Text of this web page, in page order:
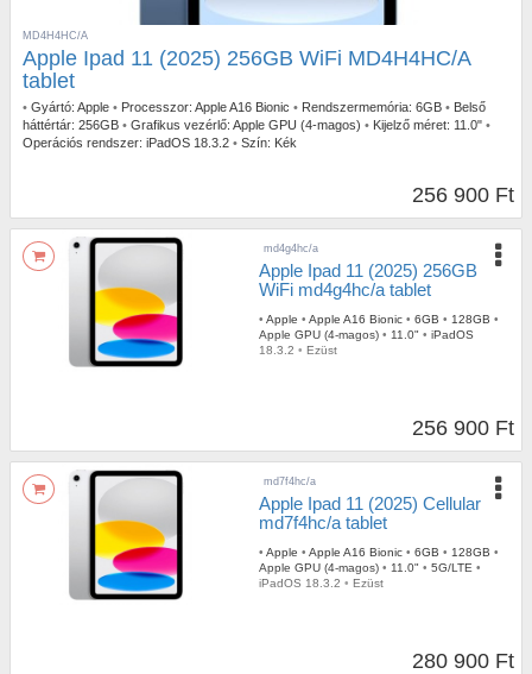
MD4H4HC/A
Apple Ipad 11 (2025) 256GB WiFi MD4H4HC/A
tablet
• Gyártó: Apple • Processzor: Apple A16 Bionic • Rendszermemória: 6GB • Belső
háttértár: 256GB • Grafikus vezérlő: Apple GPU (4-magos) • Kijelző méret: 11.0" •
Operációs rendszer: iPadOS 18.3.2 • Szín: Kék
256 900 Ft
md4g4hc/a
Apple Ipad 11 (2025) 256GB
WiFi md4g4hc/a tablet
• Apple • Apple A16 Bionic • 6GB • 128GB •
Apple GPU (4-magos) • 11.0" • iPadOS
18.3.2 • Ezüst
256 900 Ft
md7f4hc/a
Apple Ipad 11 (2025) Cellular
md7f4hc/a tablet
• Apple • Apple A16 Bionic • 6GB • 128GB •
Apple GPU (4-magos) • 11.0" • 5G/LTE •
iPadOS 18.3.2 • Ezüst
280 900 Ft